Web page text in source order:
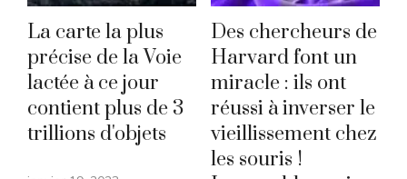
La carte la plus
précise de la Voie
lactée à ce jour
contient plus de 3
trillions d'objets
Des chercheurs de
Harvard font un
miracle : ils ont
réussi à inverser le
vieillissement chez
les souris !